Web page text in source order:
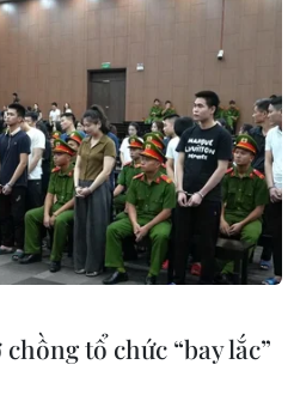
tổ chức “bay lắc”